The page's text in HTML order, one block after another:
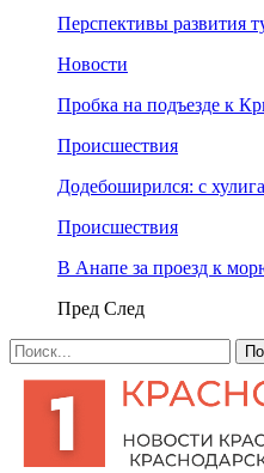
Перспективы развития
Новости
Пробка на подъезде к
Происшествия
Додебоширился: с
Происшествия
В Анапе за проезд к
Пред След